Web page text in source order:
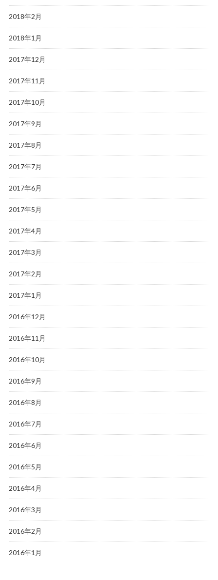
2018年2月
2018年1月
2017年12月
2017年11月
2017年10月
2017年9月
2017年8月
2017年7月
2017年6月
2017年5月
2017年4月
2017年3月
2017年2月
2017年1月
2016年12月
2016年11月
2016年10月
2016年9月
2016年8月
2016年7月
2016年6月
2016年5月
2016年4月
2016年3月
2016年2月
2016年1月